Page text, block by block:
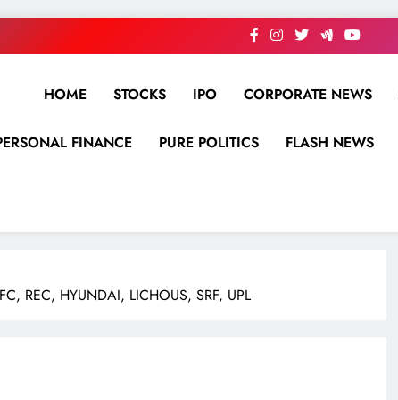
HOME STOCKS IPO CORPORATE NEWS
FINANCE PURE POLITICS FLASH NEWS
REC, HYUNDAI, LICHOUS, SRF, UPL